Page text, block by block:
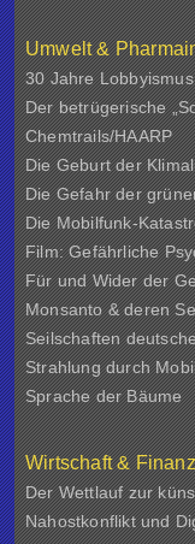
Umwelt &
30 Jahre
Der betrügerische
Chemtrails/HAARP
Die Geburt der
Die Gefahr der
Die Mobilfunk-
Film: Gefährliche
Für und Wider der
Monsanto & deren
Seilschaften
Strahlung durch
Sprache der Bäume
Wirtschaft &
Der Wettlauf zur
Nahostkonflikt und